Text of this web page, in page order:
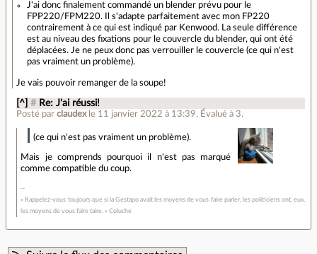
J'ai donc finalement commandé un blender prévu pour le
FPP220/FPM220. Il s'adapte parfaitement avec mon FP220
contrairement à ce qui est indiqué par Kenwood. La seule différence
est au niveau des fixations pour le couvercle du blender, qui ont été
déplacées. Je ne peux donc pas verrouiller le couvercle (ce qui n'est
pas vraiment un problème).
Je vais pouvoir remanger de la soupe!
[^] # Re: J'ai réussi!
Posté parclaudex le 11 janvier 2022 à 13:39. Évalué à 3.
(ce qui n'est pas vraiment un problème).
Mais je comprends pourquoi il n'est pas marqué
comme compatible du coup.
« Rappelez-vous toujours que si la Gestapo avait les moyens de vous faire parler, les politiciens ont, eux,
les moyens de vous faire taire. » Coluche